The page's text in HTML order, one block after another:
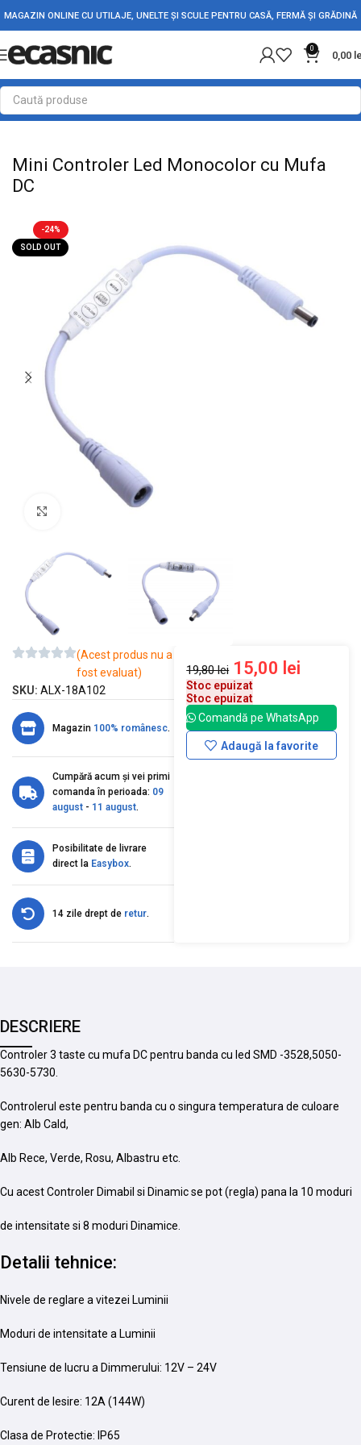
MAGAZIN ONLINE CU UTILAJE, UNELTE ȘI SCULE PENTRU CASĂ, FERMĂ ȘI GRĂDINĂ
0
0,00
Prima pagină Iluminat Led Banda Led
Mini Controler Led Monocolor cu Mufa
DC
-24%
SOLD OUT
Mărește imaginea
(Acest produs nu a
fost evaluat)
SKU: ALX-18A102
Magazin 100% românesc.
Cumpără acum și vei primi
comanda în perioada: 09
august - 11 august.
Posibilitate de livrare
direct la Easybox.
14 zile drept de retur.
19,80lei 15,00 lei
Stoc epuizat
Stoc epuizat
Comandă pe WhatsApp
Adaugă la favorite
DESCRIERE
Controler 3 taste cu mufa DC pentru banda cu led SMD -3528,5050-
5630-5730.
Controlerul este pentru banda cu o singura temperatura de culoare
gen: Alb Cald,
Alb Rece, Verde, Rosu, Albastru etc.
Cu acest Controler Dimabil si Dinamic se pot (regla) pana la 10 moduri
de intensitate si 8 moduri Dinamice.
Detalii tehnice:
Nivele de reglare a vitezei Luminii
Moduri de intensitate a Luminii
Tensiune de lucru a Dimmerului: 12V – 24V
Curent de Iesire: 12A (144W)
Clasa de Protectie: IP65